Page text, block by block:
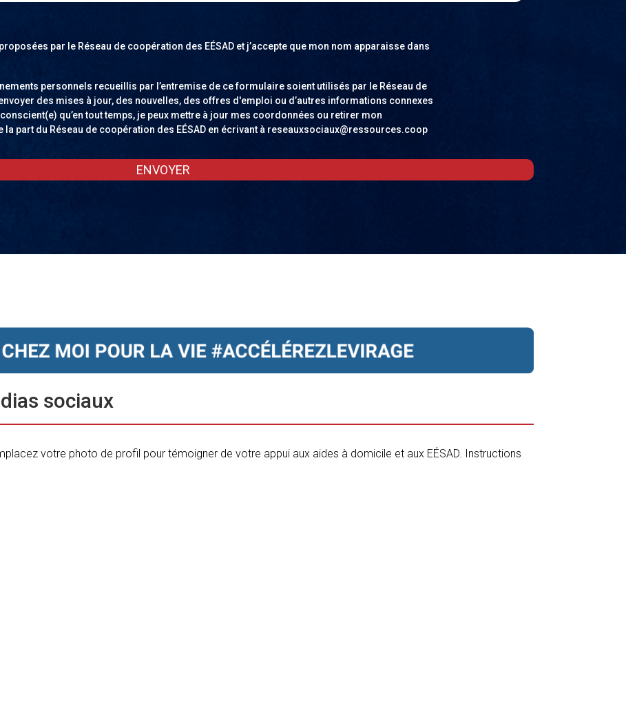
par le Réseau de coopération des EÉSAD et j’accepte que mon nom apparaisse dans
personnels recueillis par l’entremise de ce formulaire soient utilisés par le Réseau de
des mises à jour, des nouvelles, des offres d'emploi ou d’autres informations connexes
qu’en tout temps, je peux mettre à jour mes coordonnées ou retirer mon
part du Réseau de coopération des EÉSAD en écrivant à reseauxsociaux@ressources.coop
sociaux
votre photo de profil pourtémoigner de votre appui aux aides à domicile et aux EÉSAD. Instructions